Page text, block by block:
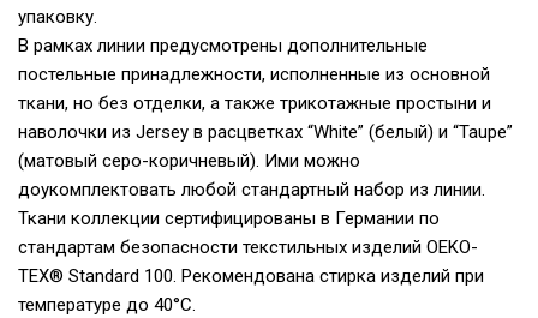
упаковку.
В рамках линии предусмотрены дополнительные
постельные принадлежности, исполненные из основной
ткани, но без отделки, а также трикотажные простыни и
наволочки из Jersey в расцветках “White” (белый) и “Taupe”
(матовый серо-коричневый). Ими можно
доукомплектовать любой стандартный набор из линии.
Ткани коллекции сертифицированы в Германии по
стандартам безопасности текстильных изделий OEKO-
TEX® Standard 100. Рекомендована стирка изделий при
температуре до 40°С.